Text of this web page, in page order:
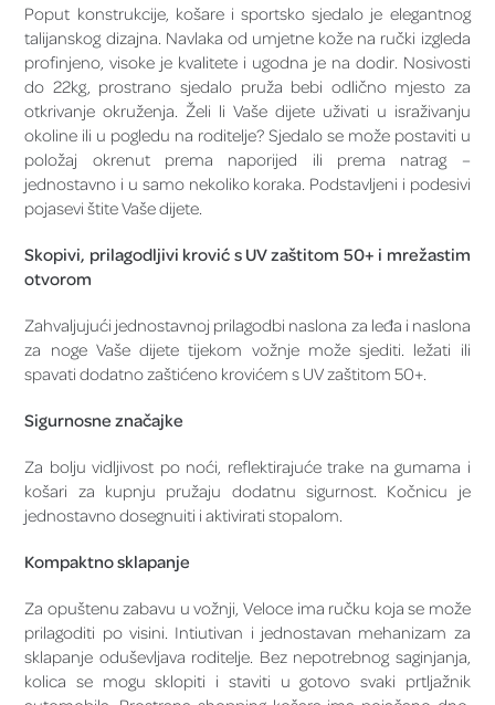
Poput konstrukcije, košare i sportsko sjedalo je elegantnog
talijanskog dizajna. Navlaka od umjetne kože na ručki izgleda
profinjeno, visoke je kvalitete i ugodna je na dodir. Nosivosti
do 22kg, prostrano sjedalo pruža bebi odlično mjesto za
otkrivanje okruženja. Želi li Vaše dijete uživati u israživanju
okoline ili u pogledu na roditelje? Sjedalo se može postaviti u
položaj okrenut prema naporijed ili prema natrag –
jednostavno i u samo nekoliko koraka. Podstavljeni i podesivi
pojasevi štite Vaše dijete.
Skopivi, prilagodljivi krović s UV zaštitom 50+ i mrežastim
otvorom
Zahvaljujući jednostavnoj prilagodbi naslona za leđa i naslona
za noge Vaše dijete tijekom vožnje može sjediti. ležati ili
spavati dodatno zaštićeno krovićem s UV zaštitom 50+.
Sigurnosne značajke
Za bolju vidljivost po noći, reflektirajuće trake na gumama i
košari za kupnju pružaju dodatnu sigurnost. Kočnicu je
jednostavno dosegnuiti i aktivirati stopalom.
Kompaktno sklapanje
Za opuštenu zabavu u vožnji, Veloce ima ručku koja se može
prilagoditi po visini. Intiutivan i jednostavan mehanizam za
sklapanje oduševljava roditelje. Bez nepotrebnog saginjanja,
kolica se mogu sklopiti i staviti u gotovo svaki prtljažnik